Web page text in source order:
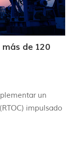
de 120
un
impulsado
de
de